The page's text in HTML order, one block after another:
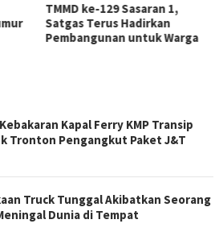
TMMD ke-129 Sasaran 1,
Satgas Terus Hadirkan
Pembangunan untuk Warga
Kapal Ferry KMP Transip
Tronton Pengangkut Paket J&T
Truck Tunggal Akibatkan Seorang
Dunia di Tempat